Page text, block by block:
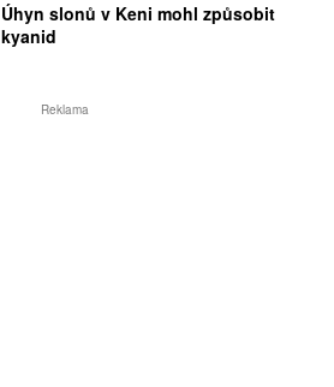
Úhyn slonů v Keni mohl způsobit
kyanid
Reklama